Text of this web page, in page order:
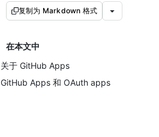
复制为 Markdown 格式
在本文中
关于 GitHub Apps
GitHub Apps 和 OAuth apps